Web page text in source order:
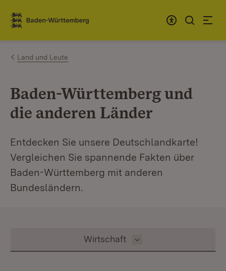
Zum Inhalt springen
Link zur Startseite
Land und Leute
Baden-Württemberg und
die anderen Länder
Entdecken Sie unsere Deutschlandkarte!
Vergleichen Sie spannende Fakten über
Baden-Württemberg mit anderen
Bundesländern.
Inhalt auswählen
Wirtschaft